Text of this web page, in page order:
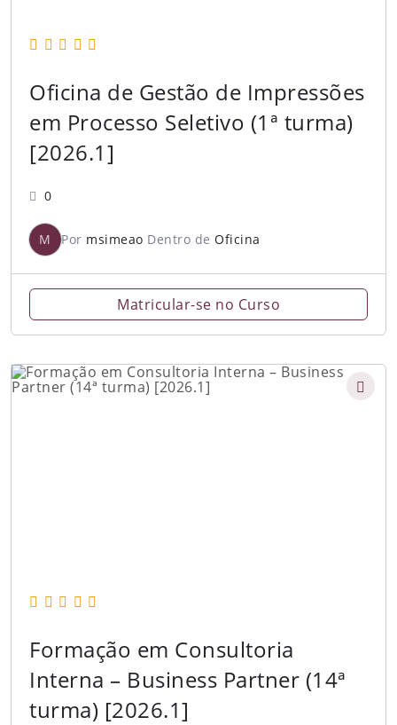
Oficina de Gestão de Impressões
em Processo Seletivo (1ª turma)
[2026.1]
0
M Por msimeao Dentro de Oficina
Matricular-se no Curso
Formação em Consultoria
Interna – Business Partner (14ª
turma) [2026.1]